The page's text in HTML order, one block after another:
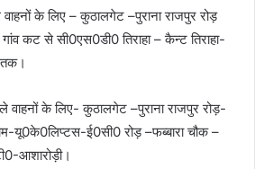
के लिए – कुठालगेट –पुराना राजपुर रोड़
कट से सी0एस0डी0 तिराहा – कैन्ट तिराहा-
वाहनों के लिए- कुठालगेट –पुराना राजपुर रोड़-
यू0के0लिप्टस-ई0सी0 रोड़ –फब्बारा चौक –
आशारोड़ी।